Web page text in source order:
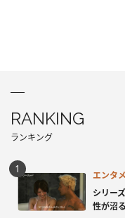
RANKING
ランキング
エンタメ
シリー
性が沼